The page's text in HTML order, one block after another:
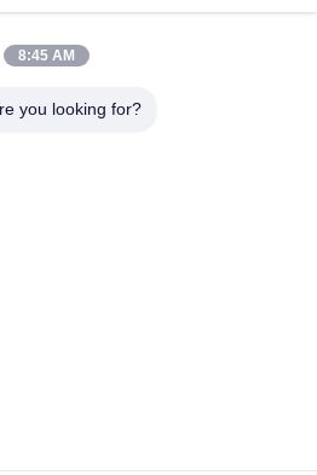
HPHT des rauen Diamant-6 Karat-
8:45 AM
you looking for?